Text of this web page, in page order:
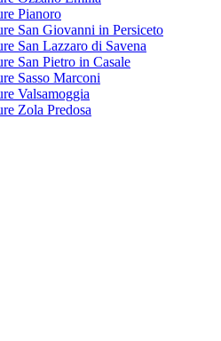
Pianoro
San Giovanni in Persiceto
San Lazzaro di Savena
San Pietro in Casale
Sasso Marconi
Valsamoggia
Zola Predosa